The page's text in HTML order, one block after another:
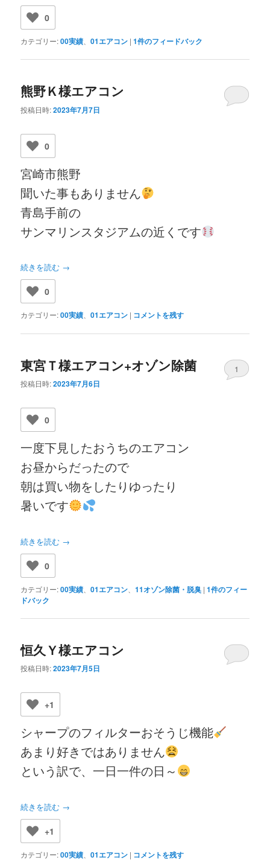
0
カテゴリー:00実績 、01エアコン |1件のフィードバック
熊野Ｋ様エアコン
投稿日時:2023年7月7日
0
宮崎市熊野
聞いた事もありません
青島手前の
サンマリンスタジアムの近くです
続きを読む →
0
カテゴリー:00実績 、01エアコン | コメントを残す
東宮Ｔ様エアコン+オゾン除菌
投稿日時:2023年7月6日
1
0
一度下見したおうちのエアコン
お昼からだったので
朝は買い物をしたりゆったり
暑いです
続きを読む →
0
カテゴリー:00実績 、01エアコン 、11オゾン除菌・脱臭 |1件のフィー
ドバック
恒久Ｙ様エアコン
投稿日時:2023年7月5日
+1
シャープのフィルターおそうじ機能
あまり好きではありません
という訳で、一日一件の日～
続きを読む →
+1
カテゴリー:00実績 、01エアコン | コメントを残す